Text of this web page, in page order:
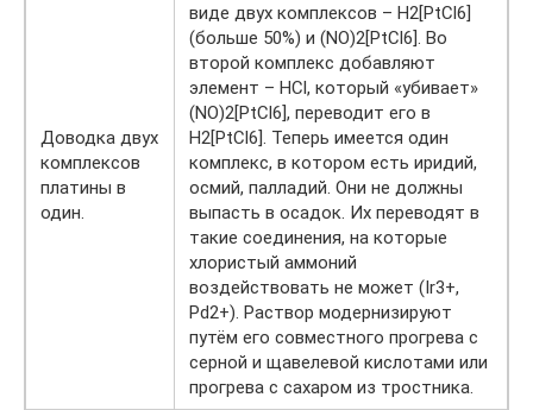
Доводка двух
комплексов
платины в
один.
виде двух комплексов – H2[PtCl6]
(больше 50%) и (NO)2[PtCl6]. Во
второй комплекс добавляют
элемент – HCl, который «убивает»
(NO)2[PtCl6], переводит его в
H2[PtCl6]. Теперь имеется один
комплекс, в котором есть иридий,
осмий, палладий. Они не должны
выпасть в осадок. Их переводят в
такие соединения, на которые
хлористый аммоний
воздействовать не может (Ir3+,
Pd2+). Раствор модернизируют
путём его совместного прогрева с
серной и щавелевой кислотами или
прогрева с сахаром из тростника.